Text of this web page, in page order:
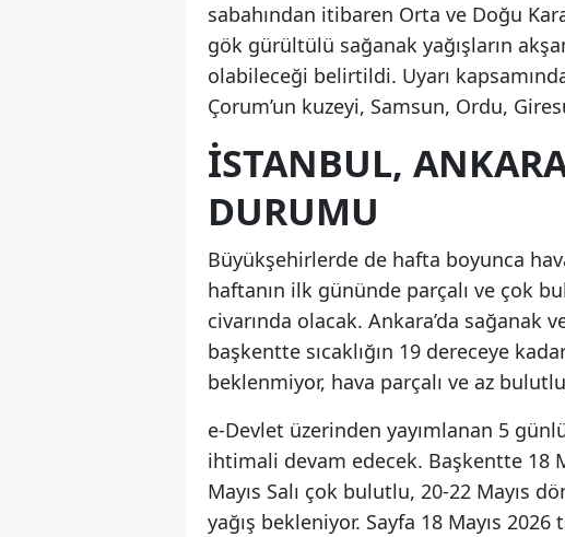
sabahından itibaren Orta ve Doğu
gök gürültülü sağanak yağışların
olabileceği belirtildi. Uyarı
Çorum’un kuzeyi, Samsun, Ordu,
İSTANBUL,
DURUMU
Büyükşehirlerde de hafta boyunca
haftanın ilk gününde parçalı ve çok
civarında olacak. Ankara’da
başkentte sıcaklığın 19 dereceye
beklenmiyor, hava parçalı ve az
e-Devlet üzerinden yayımlanan 5
ihtimali devam edecek. Başkentte 18
Mayıs Salı çok bulutlu, 20-22 Mayıs
yağış bekleniyor. Sayfa 18 Mayıs